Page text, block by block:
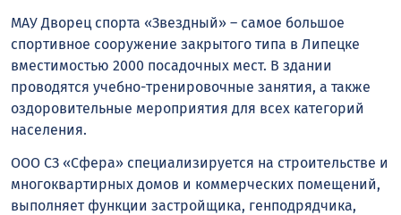
МАУ Дворец спорта «Звездный» – самое большое
спортивное сооружение закрытого типа в Липецке
вместимостью 2000 посадочных мест. В здании
проводятся учебно-тренировочные занятия, а также
оздоровительные мероприятия для всех категорий
населения.
ООО СЗ «Сфера» специализируется на строительстве и
многоквартирных домов и коммерческих помещений,
выполняет функции застройщика, генподрядчика,